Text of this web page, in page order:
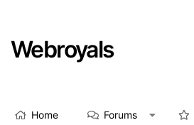
Webroyals
Home Forums